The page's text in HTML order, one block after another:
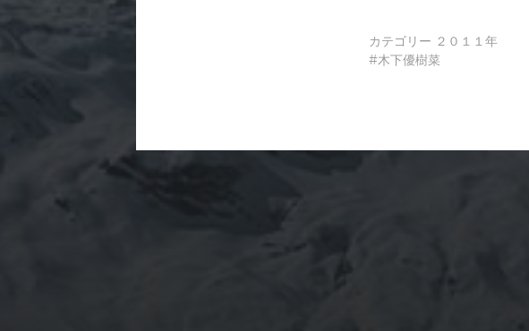
カテゴリー ２０１１年
木下優樹菜